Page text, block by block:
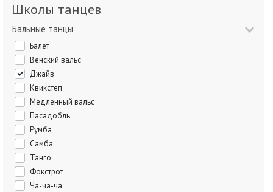
Школы танцев
Бальные танцы
Балет
Венский вальс
Джайв
Квикстеп
Медленный вальс
Пасадобль
Румба
Самба
Танго
Фокстрот
Ча-ча-ча